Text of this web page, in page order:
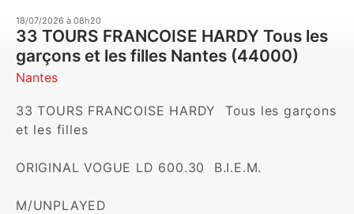
18/07/2026 à 08h20
33 TOURS FRANCOISE HARDY Tous les
garçons et les filles Nantes (44000)
Nantes
33 TOURS FRANCOISE HARDY  Tous les garçons
et les filles
ORIGINAL VOGUE LD 600.30  B.I.E.M.
M/UNPLAYED